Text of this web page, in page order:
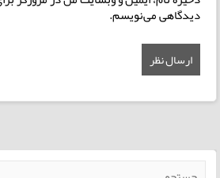
دیدگاهی می‌نویسم.